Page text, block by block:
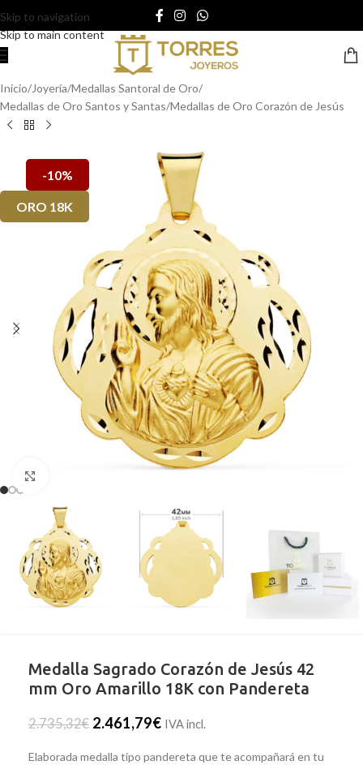
Skip to navigation
Skip to main content
Inicio/Joyería/Medallas Santoral de Oro/
Medallas de Oro Santos y Santas/Medallas de Oro Corazón de Jesús
-10%
ORO 18K
Medalla Sagrado Corazón de Jesús 42
mm Oro Amarillo 18K con Pandereta
2.735,32€ 2.461,79€ IVA incl.
Elaborada medalla tipo pandereta que te acompañará en tu